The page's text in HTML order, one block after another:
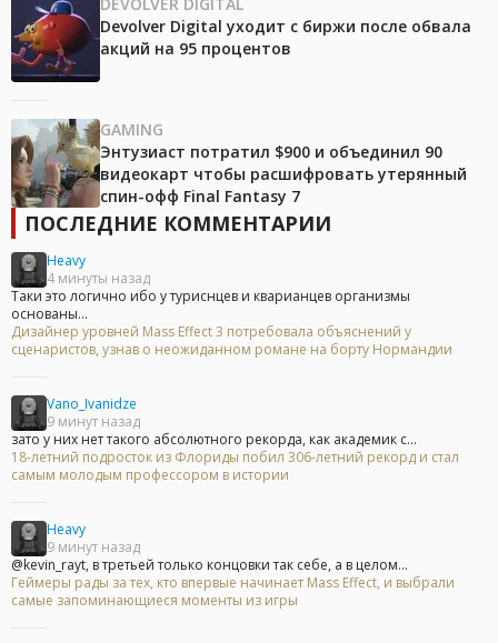
Devolver Digital уходит с биржи после обвала
акций на 95 процентов
GAMING
Энтузиаст потратил $900 и объединил 90
видеокарт чтобы расшифровать утерянный
спин-офф Final Fantasy 7
ПОСЛЕДНИЕ КОММЕНТАРИИ
Heavy
4 минуты назад
Таки это логично ибо у туриснцев и кварианцев организмы
основаны...
Дизайнер уровней Mass Effect 3 потребовала объяснений у
сценаристов, узнав о неожиданном романе на борту Нормандии
Vano_Ivanidze
9 минут назад
зато у них нет такого абсолютного рекорда, как академик с...
18-летний подросток из Флориды побил 306-летний рекорд и стал
самым молодым профессором в истории
Heavy
9 минут назад
@kevin_rayt, в третьей только концовки так себе, а в целом...
Геймеры рады за тех, кто впервые начинает Mass Effect, и выбрали
самые запоминающиеся моменты из игры